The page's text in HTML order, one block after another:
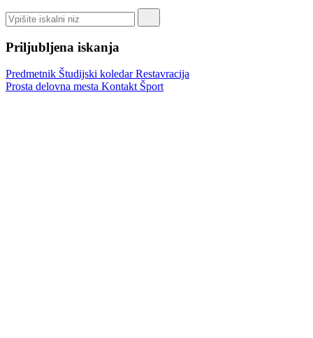
Priljubljena iskanja
Predmetnik Študijski koledarRestavracija
Prosta delovna mesta Kontakt Šport